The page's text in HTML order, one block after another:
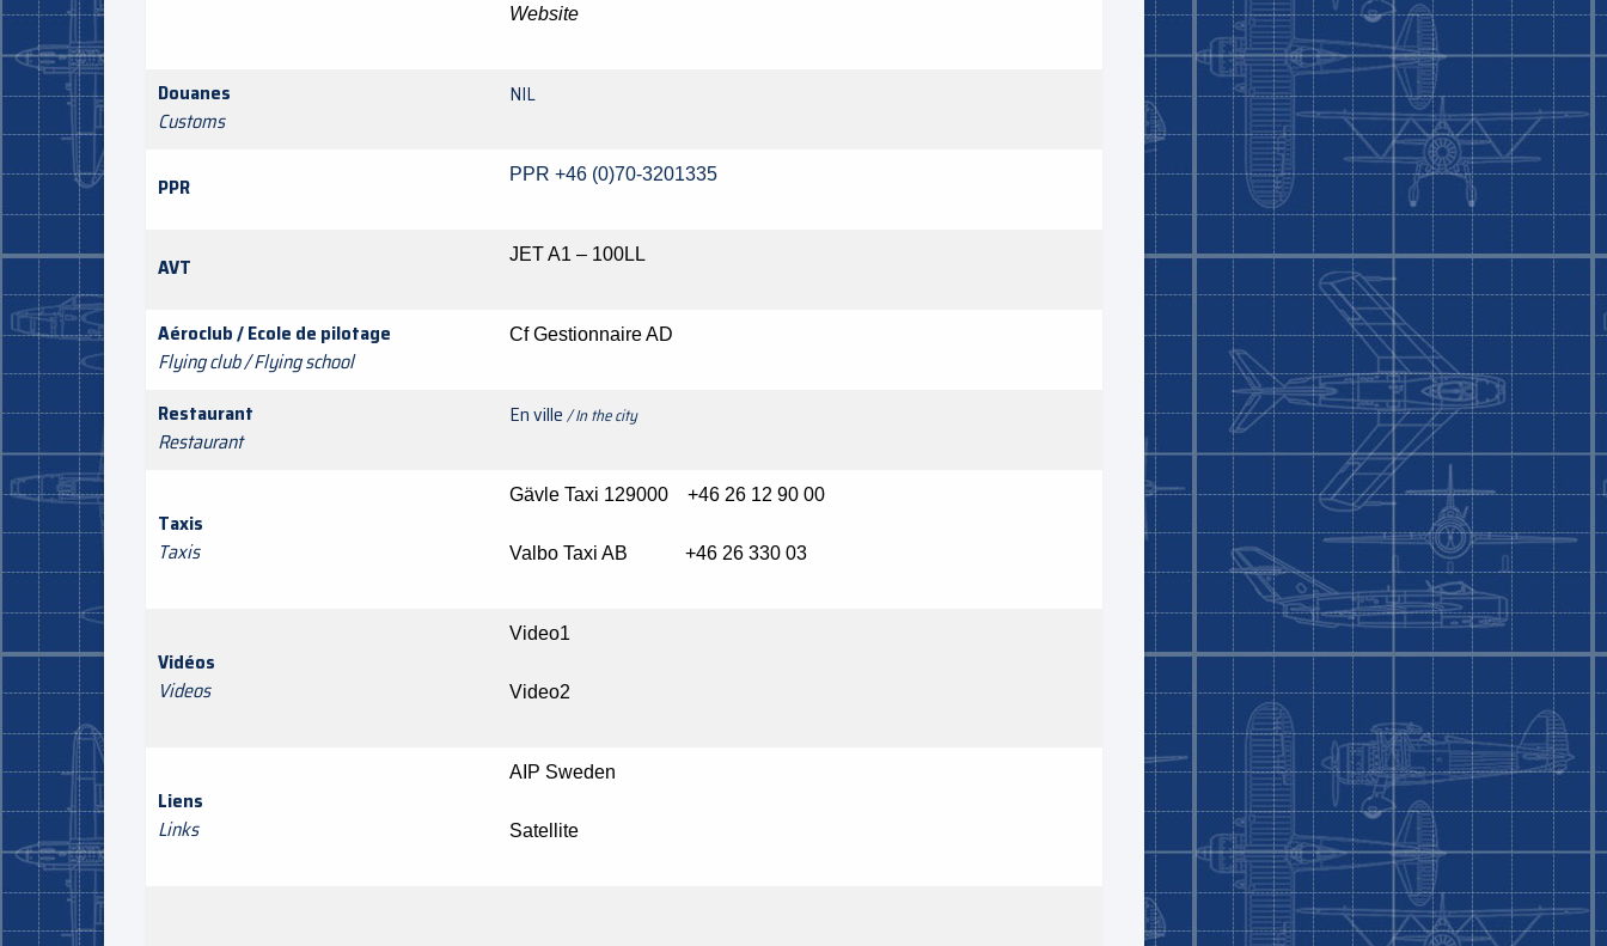
Website
Douanes
Customs
NIL
PPR PPR +46 (0)70-3201335
AVT JET A1 – 100LL
Aéroclub / Ecole de pilotage
Flying club / Flying school
Cf Gestionnaire AD
Restaurant
Restaurant
En ville/ In the city
Taxis
Taxis
Gävle Taxi 129000 +46 26 12 90 00
Valbo Taxi AB +46 26 330 03
Vidéos
Videos
Video1
Video2
Liens
Links
AIP Sweden
Satellite